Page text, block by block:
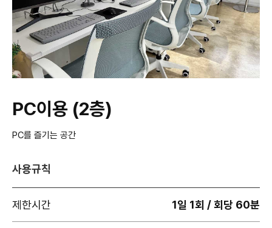
PC이용 (2층)
PC를 즐기는 공간
사용규칙
제한시간 1일 1회 / 회당 60분